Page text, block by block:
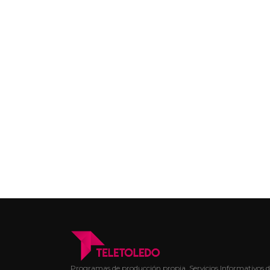
Programas de producción propia, Servicios Informativos